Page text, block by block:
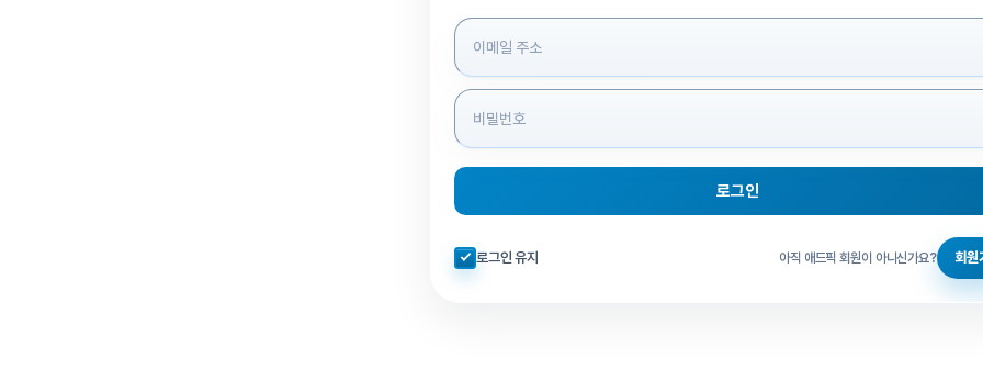
로그인 정보 입력
로그인
자동로그인 체크
로그인 유지 아직 애드픽 회원이 아니신가요? 회원